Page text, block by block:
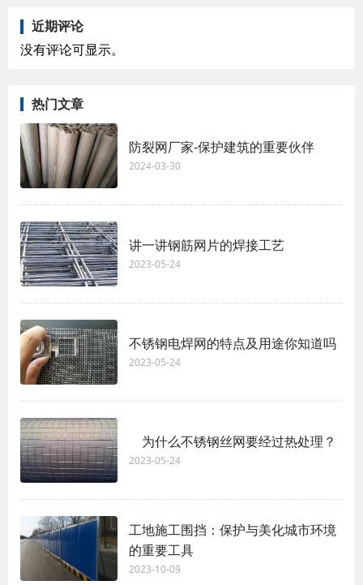
近期评论
没有评论可显示。
热门文章
防裂网厂家-保护建筑的重要伙伴
2024-03-30
讲一讲钢筋网片的焊接工艺
2023-05-24
不锈钢电焊网的特点及用途你知道吗
2023-05-24
为什么不锈钢丝网要经过热处理？
2023-05-24
工地施工围挡：保护与美化城市环境
的重要工具
2023-10-09